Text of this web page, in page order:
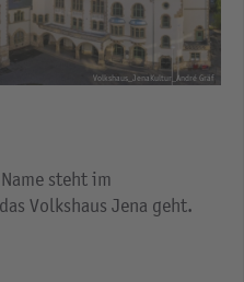
Volkshaus_JenaKultur_André Gräf
steht im
Volkshaus Jena geht.